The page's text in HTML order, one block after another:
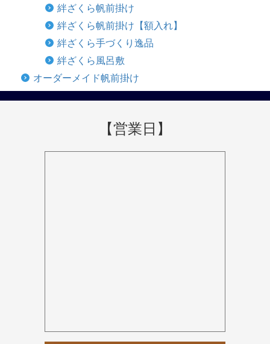
絆ざくら帆前掛け
絆ざくら帆前掛け【額入れ】
絆ざくら手づくり逸品
絆ざくら風呂敷
オーダーメイド帆前掛け
【営業日】